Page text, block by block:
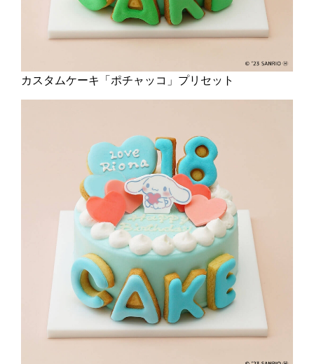
カスタムケーキ「ポチャッコ」プリセット